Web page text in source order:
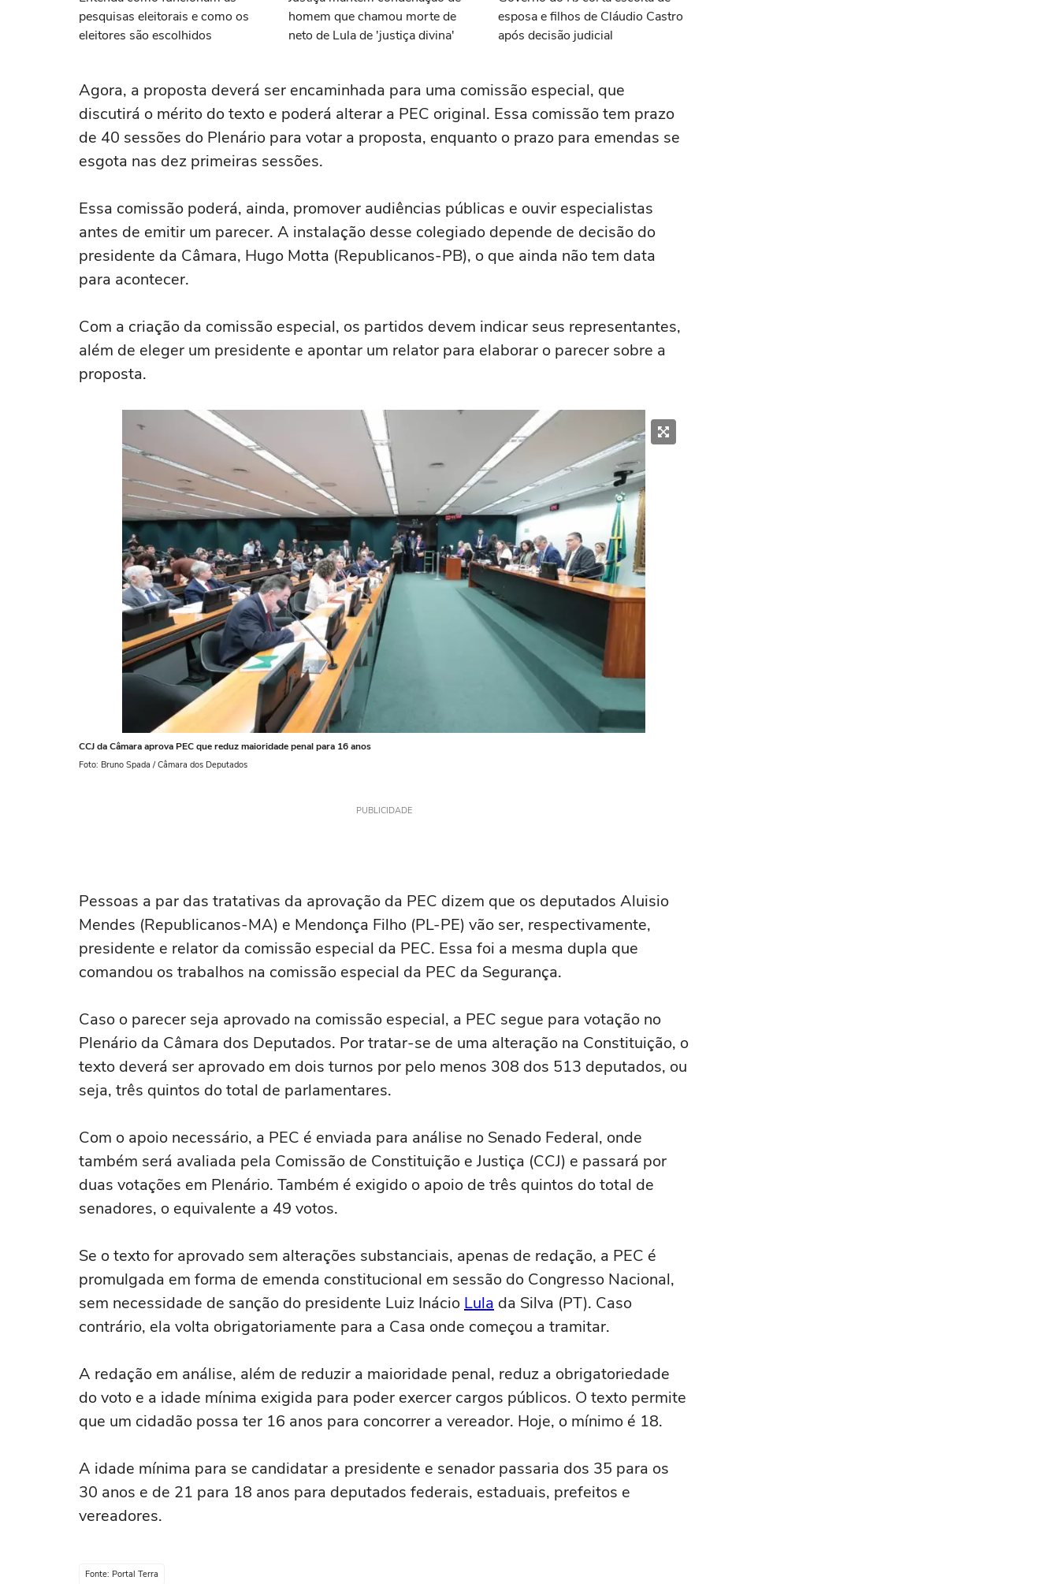
pesquisas eleitorais e como os
eleitores são escolhidos
homem que chamou morte de
neto de Lula de 'justiça divina'
esposa e filhos de Cláudio Castro
após decisão judicial
Agora, a proposta deverá ser encaminhada para uma comissão especial, que
discutirá o mérito do texto e poderá alterar a PEC original. Essa comissão tem prazo
de 40 sessões do Plenário para votar a proposta, enquanto o prazo para emendas se
esgota nas dez primeiras sessões.
Essa comissão poderá, ainda, promover audiências públicas e ouvir especialistas
antes de emitir um parecer. A instalação desse colegiado depende de decisão do
presidente da Câmara, Hugo Motta (Republicanos-PB), o que ainda não tem data
para acontecer.
Com a criação da comissão especial, os partidos devem indicar seus representantes,
além de eleger um presidente e apontar um relator para elaborar o parecer sobre a
proposta.
CCJ da Câmara aprova PEC que reduz maioridade penal para 16 anos
Foto: Bruno Spada / Câmara dos Deputados
PUBLICIDADE
Pessoas a par das tratativas da aprovação da PEC dizem que os deputados Aluisio
Mendes (Republicanos-MA) e Mendonça Filho (PL-PE) vão ser, respectivamente,
presidente e relator da comissão especial da PEC. Essa foi a mesma dupla que
comandou os trabalhos na comissão especial da PEC da Segurança.
Caso o parecer seja aprovado na comissão especial, a PEC segue para votação no
Plenário da Câmara dos Deputados. Por tratar-se de uma alteração na Constituição, o
texto deverá ser aprovado em dois turnos por pelo menos 308 dos 513 deputados, ou
seja, três quintos do total de parlamentares.
Com o apoio necessário, a PEC é enviada para análise no Senado Federal, onde
também será avaliada pela Comissão de Constituição e Justiça (CCJ) e passará por
duas votações em Plenário. Também é exigido o apoio de três quintos do total de
senadores, o equivalente a 49 votos.
Se o texto for aprovado sem alterações substanciais, apenas de redação, a PEC é
promulgada em forma de emenda constitucional em sessão do Congresso Nacional,
sem necessidade de sanção do presidente Luiz Inácio Lula da Silva (PT). Caso
contrário, ela volta obrigatoriamente para a Casa onde começou a tramitar.
A redação em análise, além de reduzir a maioridade penal, reduz a obrigatoriedade
do voto e a idade mínima exigida para poder exercer cargos públicos. O texto permite
que um cidadão possa ter 16 anos para concorrer a vereador. Hoje, o mínimo é 18.
A idade mínima para se candidatar a presidente e senador passaria dos 35 para os
30 anos e de 21 para 18 anos para deputados federais, estaduais, prefeitos e
vereadores.
Fonte: Portal Terra